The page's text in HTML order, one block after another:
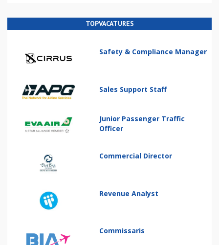
TOPVACATURES
Safety & Compliance Manager
Sales Support Staff
Junior Passenger Traffic
Officer
Commercial Director
Revenue Analyst
Commissaris